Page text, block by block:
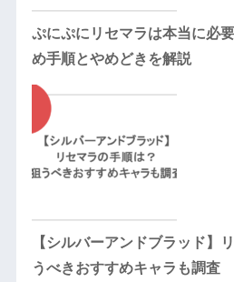
ぷにぷにリセマラは本当に必
め手順とやめどきを解説
【シルバーアンドブラッド】
うべきおすすめキャラも調査